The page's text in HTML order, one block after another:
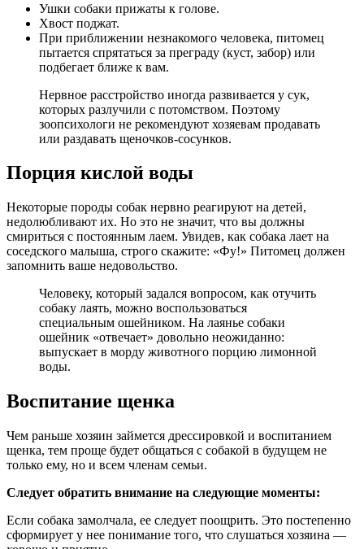
Ушки собаки прижаты к голове.
Хвост поджат.
При приближении незнакомого человека, питомец
пытается спрятаться за преграду (куст, забор) или
подбегает ближе к вам.
Нервное расстройство иногда развивается у сук,
которых разлучили с потомством. Поэтому
зоопсихологи не рекомендуют хозяевам продавать
или раздавать щеночков-сосунков.
Порция кислой воды
Некоторые породы собак нервно реагируют на детей,
недолюбливают их. Но это не значит, что вы должны
смириться с постоянным лаем. Увидев, как собака лает на
соседского малыша, строго скажите: «Фу!» Питомец должен
запомнить ваше недовольство.
Человеку, который задался вопросом, как отучить
собаку лаять, можно воспользоваться
специальным ошейником. На лаянье собаки
ошейник «отвечает» довольно неожиданно:
выпускает в морду животного порцию лимонной
воды.
Воспитание щенка
Чем раньше хозяин займется дрессировкой и воспитанием
щенка, тем проще будет общаться с собакой в будущем не
только ему, но и всем членам семьи.
Следует обратить внимание на следующие моменты:
Если собака замолчала, ее следует поощрить. Это постепенно
сформирует у нее понимание того, что слушаться хозяина —